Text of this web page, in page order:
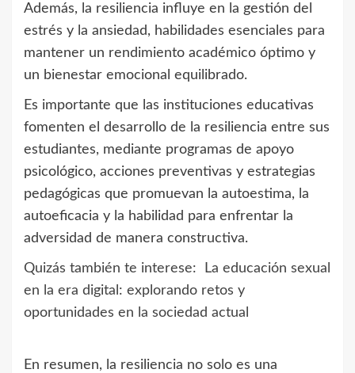
Además, la resiliencia influye en la gestión del
estrés y la ansiedad, habilidades esenciales para
mantener un rendimiento académico óptimo y
un bienestar emocional equilibrado.
Es importante que las instituciones educativas
fomenten el desarrollo de la resiliencia entre sus
estudiantes, mediante programas de apoyo
psicológico, acciones preventivas y estrategias
pedagógicas que promuevan la autoestima, la
autoeficacia y la habilidad para enfrentar la
adversidad de manera constructiva.
Quizás también te interese:
La educación sexual
en la era digital: explorando retos y
oportunidades en la sociedad actual
En resumen, la resiliencia no solo es una